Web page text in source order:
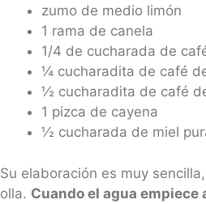
zumo de medio limón
1 rama de canela
1/4 de cucharada de
¼ cucharadita de café
½ cucharadita de café
1 pizca de cayena
½ cucharada de miel
Su elaboración es muy
olla. Cuando el agua